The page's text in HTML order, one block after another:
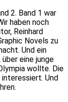
2. Band 1 war
haben noch
Reinhard
Novels zu
Und ein
eine junge
wollte. Die
Und